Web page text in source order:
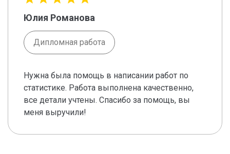
Юлия Романова
Дипломная работа
Нужна была помощь в написании работ по
статистике. Работа выполнена качественно,
все детали учтены. Спасибо за помощь, вы
меня выручили!